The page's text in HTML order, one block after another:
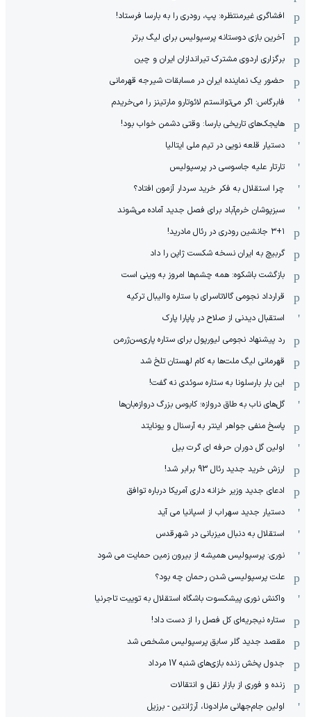
افشاگری غیرمنتظره: پپ، رودری را به بارسا فرستاد!
آخرین بازی دوستانه پرسپولیس برای لیگ برتر
برگزاری اردوی مشترک تیراندازان ایران و چین
حضور یک نماینده ایران در مسابقات شیرجه قهرمانی
فابرگاس: اگر می‌توانستم لائوتارو مارتینز را می‌خریدم
هایجک‌های تاریخی بارسا: وقتی دشمن خواب بود!
دستیار قلعه نویی در تیم ملی ایتالیا
تارتار علیه جاسوسی در پرسپولیس
چرا استقلال به فکر خرید سردار آزمون افتاد؟
سبزپوشان خرم‌آباد برای فصل جدید آماده می‌شوند
۳+۱ جانشین رودری در رئال مادرید!
گربیچ به ایران نسخه شکست ژاپن را داد
بازگشت باشکوه: همه چشم‌ها امروز به وینی است
قرارداد نجومی گالاتاسرای با ستاره والیبال ترکیه
استقبال دیدنی از صلاح در پاپارا پارک
رد پیشنهاد نجومی لیورپول برای ستاره پاری‌سن‌ژرمن
قهرمانی لیگ ملت‌ها به کام لهستان تلخ شد
این بار بارسلونا به ستاره سوئدی نه گفت!
گل‌های ناب به طاق دروازه؛ کابوس بزرگ دروازه‌بان‌ها
پاسخ منفی جواهر اینتر به آرسنال و یونایتد
اولین گل دوران حرفه ای گرت بیل
ارزش خرید جدید رئال 93 برابر شد!
ادعای جدید وزیر خزانه داری آمریکا درباره توافق
دستیار جدید سهراب از اسپانیا می آید
استقلال به دنبال میزبانی در شهرقدس
نوری: پرسپولیس همیشه از بیرون زمین حمایت می شود
علت پرسپولیسی شدن رحمان چه بود؟
واکنش نوری پیشکسوت باشگاه استقلال به توییت تاجرنیا
ستاره نیجریه‌ای کل فصل را از دست داد!
مقصد جدید گلر سابق پرسپولیس مشخص شد
جدول پخش زنده بازی‌های شنبه 17 مرداد
زنده و فوری از بازار نقل و انتقالات
اولین جام‌جهانی مارادونا، آرژانتین - برزیل